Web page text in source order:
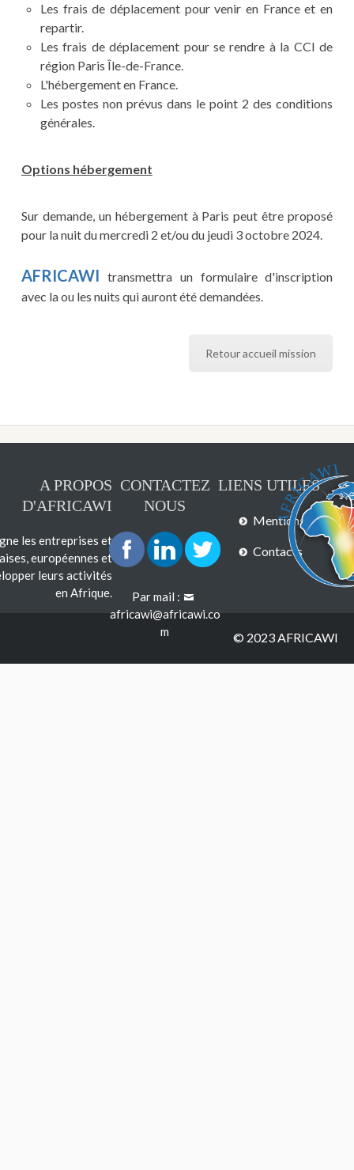
Les frais de déplacement pour venir en France et en
repartir.
Les frais de déplacement pour se rendre à la CCI de
région Paris Île-de-France.
L'hébergement en France.
Les postes non prévus dans le point 2 des conditions
générales.
Options hébergement
Sur demande, un hébergement à Paris peut être proposé
pour la nuit du mercredi 2 et/ou du jeudi 3 octobre 2024.
AFRICAWItransmettra un formulaire d'inscription
avec la ou les nuits qui auront été demandées.
Retour accueil mission
A PROPOS
D'AFRICAWI
les entreprises et
européennes et
leurs activités
en Afrique.
CONTACTEZ
NOUS
Par mail :
africawi@africawi.co
m
LIENS UTILES
Mentions légales
Contacts
© 2023 AFRICAWI